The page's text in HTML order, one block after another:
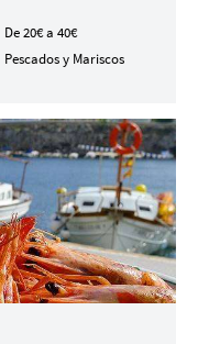
De 20€ a 40€
Pescados y Mariscos